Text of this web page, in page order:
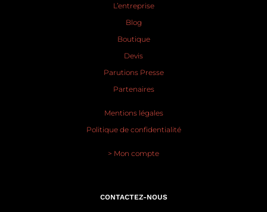
L’entreprise
Blog
Boutique
Devis
Parutions Presse
Partenaires
Mentions légales
Politique de confidentialité
> Mon compte
CONTACTEZ-NOUS